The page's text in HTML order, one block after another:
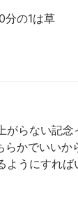
分の1は草
らない記念
かでいい
うにすれば